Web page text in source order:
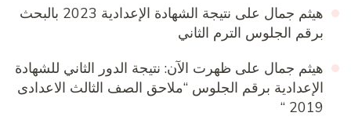
هيثم جمال على
نتيجة الشهادة الإعدادية 2023 بالبحث
برقم الجلوس الترم الثاني
هيثم جمال على ظهرت الآن: نتيجة الدور الثاني للشهادة
الإعدادية برقم الجلوس “ملاحق الصف الثالث الاعدادى
2019 “